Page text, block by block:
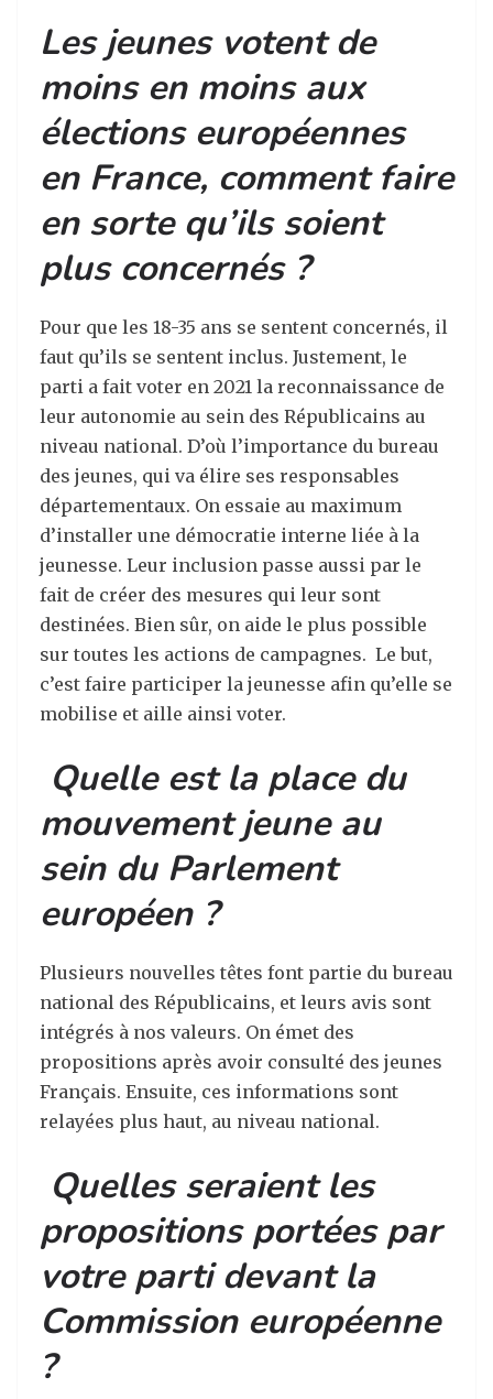
Les jeunes votent de
moins en moins aux
élections européennes
en France, comment faire
en sorte qu’ils soient
plus concernés ?
Pour que les 18-35 ans se sentent concernés, il
faut qu’ils se sentent inclus. Justement, le
parti a fait voter en 2021 la reconnaissance de
leur autonomie au sein des Républicains au
niveau national. D’où l’importance du bureau
des jeunes, qui va élire ses responsables
départementaux. On essaie au maximum
d’installer une démocratie interne liée à la
jeunesse. Leur inclusion passe aussi par le
fait de créer des mesures qui leur sont
destinées. Bien sûr, on aide le plus possible
sur toutes les actions de campagnes. Le but,
c’est faire participer la jeunesse afin qu’elle se
mobilise et aille ainsi voter.
Quelle est la place du
mouvement jeune au
sein du Parlement
européen ?
Plusieurs nouvelles têtes font partie du bureau
national des Républicains, et leurs avis sont
intégrés à nos valeurs. On émet des
propositions après avoir consulté des jeunes
Français. Ensuite, ces informations sont
relayées plus haut, au niveau national.
Quelles seraient les
propositions portées par
votre parti devant la
Commission européenne
?